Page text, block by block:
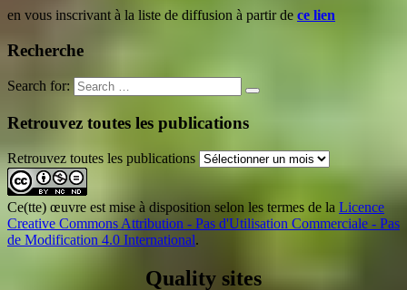
en vous inscrivant à la liste de diffusion à partir de ce lien
Recherche
Search for:
Retrouvez toutes les publications
Retrouvez toutes les publications
Ce(tte) œuvre est mise à disposition selon les termes de la Licence
Creative Commons Attribution - Pas d'Utilisation Commerciale - Pas
de Modification 4.0 International.
Quality sites